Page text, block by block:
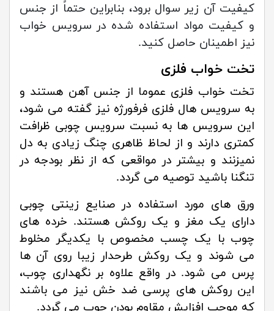
کیفیت آن زیر سوال برود، بنابراین حتماً از جنس
و کیفیت مواد استفاده شده در سرویس خواب
نیز اطمینان حاصل کنید.
تخت خواب فلزی
تخت خواب فلزی عموما از جنس آهن هستند و
به سرویس هال فلزی فرفورژه نیز گفته می شود،
این سرویس ها به نسبت سرویس چوبی ظرافت
کمتری دارند و از لحاظ ظاهری چنگ زیادی به دل
نمیزنند و بیشتر در مواقعی که از نظر بودجه در
تنگنا باشید توصیه می گردد.
ورق های مورد استفاده در صنایع زینتی چوبی
دارای یک مغز و یک روکش هستند. خرده های
چوب با یک چسب مخصوص با یکدیگر مخلوط
می شوند و یک روکش طرحدار زیبا روی آن ها
پرس می شود. در واقع علاوه بر نگهداری چوب،
این روکش های پرسی ضد خش نیز می باشند
که موجب افزایش مقاوم بودن چوب می گردد.